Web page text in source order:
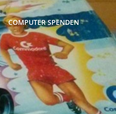
COMPUTER SPENDEN